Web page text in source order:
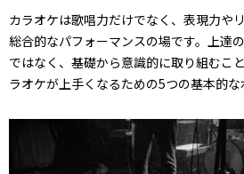
カラオケは歌唱力だけでなく、表現力や
総合的なパフォーマンスの場です。上達
ではなく、基礎から意識的に取り組むこ
ラオケが上手くなるための5つの基本的な